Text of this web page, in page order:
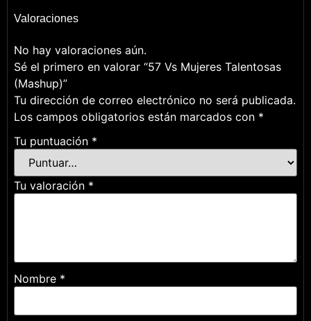
Valoraciones
No hay valoraciones aún.
Sé el primero en valorar “57 Vs Mujeres Talentosas
(Mashup)”
Tu dirección de correo electrónico no será publicada.
Los campos obligatorios están marcados con *
Tu puntuación *
Tu valoración *
Nombre *